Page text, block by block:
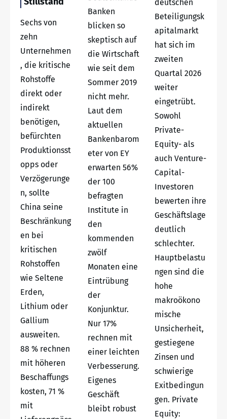
Sechs von
zehn
Unternehmen
, die kritische
Rohstoffe
direkt oder
indirekt
benötigen,
befürchten
Produktionsst
opps oder
Verzögerunge
n, sollte
China seine
Beschränkung
en bei
kritischen
Rohstoffen
wie Seltene
Erden,
Lithium oder
Gallium
ausweiten.
88 % rechnen
mit höheren
Beschaffungs
kosten, 71 %
mit
Banken
blicken so
skeptisch auf
die Wirtschaft
wie seit dem
Sommer 2019
nicht mehr.
Laut dem
aktuellen
Bankenbarom
eter von EY
erwarten 56%
der 100
befragten
Institute in
den
kommenden
zwölf
Monaten eine
Eintrübung
der
Konjunktur.
Nur 17%
rechnen mit
einer leichten
Verbesserung.
Eigenes
Geschäft
bleibt robust
deutschen
Beteiligungsk
apitalmarkt
hat sich im
zweiten
Quartal 2026
weiter
eingetrübt.
Sowohl
Private-
Equity- als
auch Venture-
Capital-
Investoren
bewerten ihre
Geschäftslage
deutlich
schlechter.
Hauptbelastu
ngen sind die
hohe
makroökono
mische
Unsicherheit,
gestiegene
Zinsen und
schwierige
Exitbedingun
gen. Private
Equity: